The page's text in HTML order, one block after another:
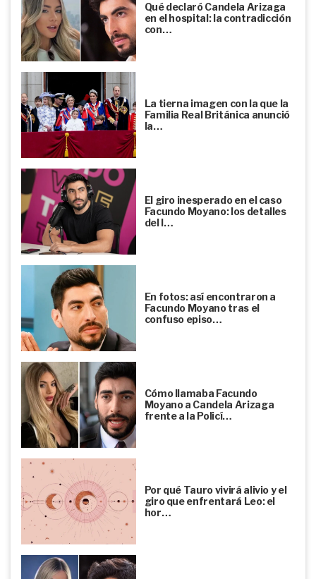
Qué declaró Candela Arizaga
en el hospital: la contradicción
con…
La tierna imagen con la que la
Familia Real Británica anunció
la…
El giro inesperado en el caso
Facundo Moyano: los detalles
del l…
En fotos: así encontraron a
Facundo Moyano tras el
confuso episo…
Cómo llamaba Facundo
Moyano a Candela Arizaga
frente a la Policí…
Por qué Tauro vivirá alivio y el
giro que enfrentará Leo: el
hor…